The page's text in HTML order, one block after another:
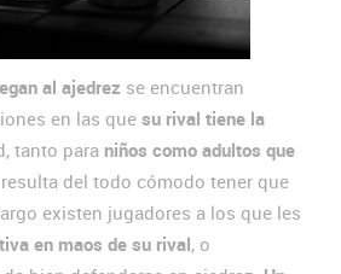
al ajedrez se encuentran
en las quesu rival tiene la
tanto para niños como adultos que
del todo cómodo tener que
existen jugadores a los que les
en maos de su rival, o